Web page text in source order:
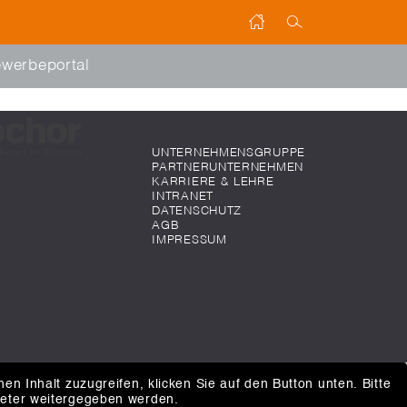
UNTERNEHMENSGRUPPE
PARTNERUNTERNEHMEN
KARRIERE & LEHRE
INTRANET
DATENSCHUTZ
AGB
IMPRESSUM
Inhalt zuzugreifen, klicken Sie auf den Button unten. Bitte
weitergegeben werden.